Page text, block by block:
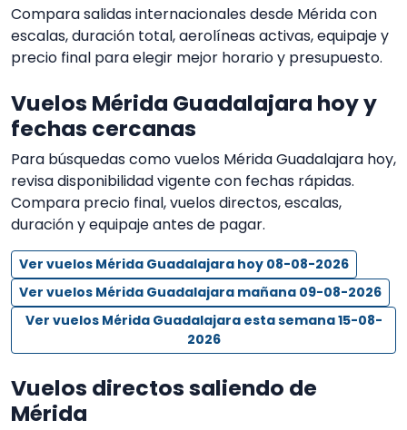
Compara salidas internacionales desde Mérida con
escalas, duración total, aerolíneas activas, equipaje y
precio final para elegir mejor horario y presupuesto.
Vuelos Mérida Guadalajara hoy y
fechas cercanas
Para búsquedas como vuelos Mérida Guadalajara hoy,
revisa disponibilidad vigente con fechas rápidas.
Compara precio final, vuelos directos, escalas,
duración y equipaje antes de pagar.
Ver vuelos Mérida Guadalajara hoy 08-08-2026
Ver vuelos Mérida Guadalajara mañana 09-08-2026
Ver vuelos Mérida Guadalajara esta semana 15-08-
2026
Vuelos directos saliendo de
Mérida